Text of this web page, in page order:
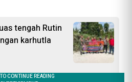
tengah Rutin
karhutla